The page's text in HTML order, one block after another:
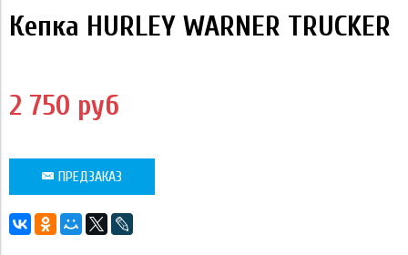
Кепка HURLEY WARNER TRUCKER
2 750 руб
ПРЕДЗАКАЗ